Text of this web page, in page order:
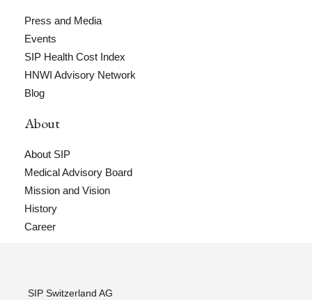
Press and Media
Events
SIP Health Cost Index
HNWI Advisory Network
Blog
About
About SIP
Medical Advisory Board
Mission and Vision
History
Career
SIP Switzerland AG